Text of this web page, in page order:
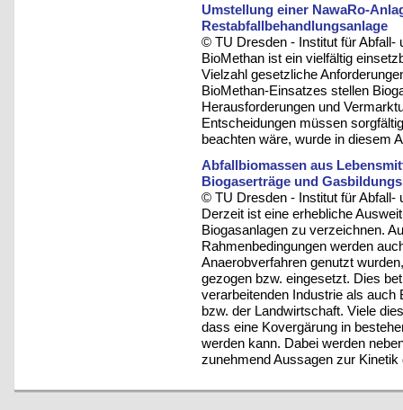
Umstellung einer NawaRo-
Restabfallbehandlungsanlage
© TU Dresden - Institut für Abfall-
BioMethan ist ein vielfältig
Vielzahl gesetzliche
BioMethan-Einsatzes stellen
Herausforderungen und
Entscheidungen müssen
beachten wäre, wurde in diesem
Abfallbiomassen aus
Biogaserträge und
© TU Dresden - Institut für Abfall-
Derzeit ist eine erhebliche
Biogasanlagen zu verzeichnen.
Rahmenbedingungen werden
Anaerobverfahren genutzt
gezogen bzw. eingesetzt. Dies
verarbeitenden Industrie als
bzw. der Landwirtschaft. Viele
dass eine Kovergärung in
werden kann. Dabei werden
zunehmend Aussagen zur